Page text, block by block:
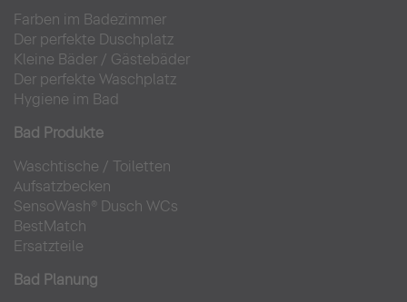
Farben im Badezimmer
Der perfekte Duschplatz
Kleine Bäder / Gästebäder
Der perfekte Waschplatz
Hygiene im Bad
Bad Produkte
Waschtische / Toiletten
Aufsatzbecken
SensoWash® Dusch WCs
BestMatch
Ersatzteile
Bad Planung